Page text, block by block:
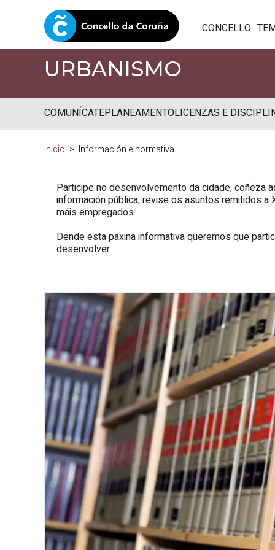
CONCELLO
URBANISMO
COMUNÍCATEPLANEAMENTOLICENZAS E
Inicio Información e normativa
Participe no desenvolvemento da cidade, coñeza
información pública, revise os asuntos remitidos
máis empregados.
Dende esta páxina informativa queremos que
desenvolver.